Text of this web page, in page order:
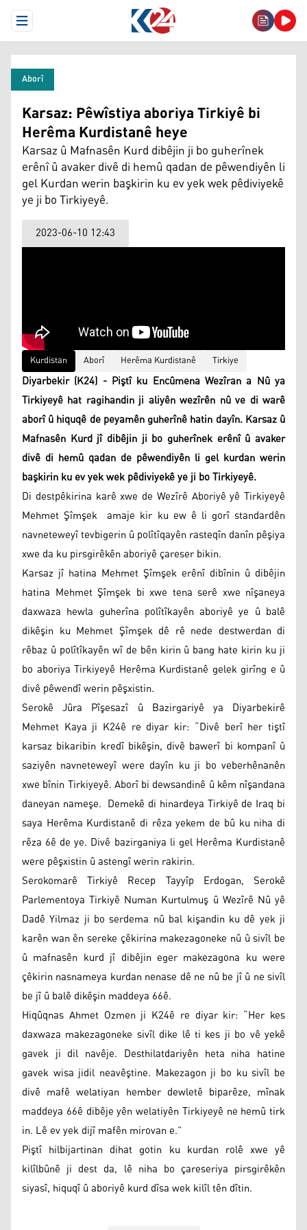
Open Menu
Aborî
Karsaz: Pêwîstiya aboriya Tirkiyê bi
Herêma Kurdistanê heye
Karsaz û Mafnasên Kurd dibêjin ji bo guherînek
erênî û avaker divê di hemû qadan de pêwendiyên li
gel Kurdan werin başkirin ku ev yek wek pêdiviyekê
ye ji bo Tirkiyeyê.
2023-06-10 12:43
Kurdistan Aborî Herêma Kurdistanê Tirkiye
Diyarbekir (K24) - Piştî ku Encûmena Wezîran a Nû ya
Tirkiyeyê hat ragihandin ji aliyên wezîrên nû ve di warê
aborî û hiquqê de peyamên guherînê hatin dayîn. Karsaz û
Mafnasên Kurd jî dibêjin ji bo guherînek erênî û avaker
divê di hemû qadan de pêwendiyên li gel kurdan werin
başkirin ku ev yek wek pêdiviyekê ye ji bo Tirkiyeyê.
Di destpêkirina karê xwe de Wezîrê Aboriyê yê Tirkiyeyê
Mehmet Şîmşek amaje kir ku ew ê li gorî standardên
navneteweyî tevbigerin û polîtîqayên rasteqîn danîn pêşiya
xwe da ku pirsgirêkên aboriyê çareser bikin.
Karsaz jî hatina Mehmet Şîmşek erênî dibînin û dibêjin
hatina Mehmet Şîmşek bi xwe tena serê xwe nîşaneya
daxwaza hewla guherîna polîtîkayên aboriyê ye û balê
dikêşin ku Mehmet Şîmşek dê rê nede destwerdan di
rêbaz û polîtîkayên wî de bên kirin û bang hate kirin ku ji
bo aboriya Tirkiyeyê Herêma Kurdistanê gelek girîng e û
divê pêwendî werin pêşxistin.
Serokê Jûra Pîşesazî û Bazirgariyê ya Diyarbekirê
Mehmet Kaya ji K24ê re diyar kir: “Divê berî her tiştî
karsaz bikaribin kredî bikêşin, divê bawerî bi kompanî û
saziyên navneteweyî were dayîn ku ji bo veberhênanên
xwe bînin Tirkiyeyê. Aborî bi dewsandinê û kêm nîşandana
daneyan nameşe. Demekê di hinardeya Tirkiyê de Iraq bi
saya Herêma Kurdistanê di rêza yekem de bû ku niha di
rêza 6ê de ye. Divê bazirganiya li gel Herêma Kurdistanê
were pêşxistin û astengî werin rakirin.
Serokomarê Tirkiyê Recep Tayyîp Erdogan, Serokê
Parlementoya Tirkiyê Numan Kurtulmuş û Wezîrê Nû yê
Dadê Yilmaz ji bo serdema nû bal kişandin ku dê yek ji
karên wan ên sereke çêkirina makezagoneke nû û sivîl be
û mafnasên kurd jî dibêjin eger makezagona ku were
çêkirin nasnameya kurdan nenase dê ne nû be jî û ne sivîl
be jî û balê dikêşin maddeya 66ê.
Hiqûqnas Ahmet Ozmen ji K24ê re diyar kir: “Her kes
daxwaza makezagoneke sivîl dike lê ti kes ji bo vê yekê
gavek ji dil navêje. Desthilatdariyên heta niha hatine
gavek wisa jidil neavêştine. Makezagon ji bo ku sivîl be
divê mafê welatiyan hember dewletê biparêze, mînak
maddeya 66ê dibêje yên welatiyên Tirkiyeyê ne hemû tirk
in. Lê ev yek dijî mafên mirovan e.”
Piştî hilbijartinan dihat gotin ku kurdan rolê xwe yê
kilîlbûnê ji dest da, lê niha bo çareseriya pirsgirêkên
siyasî, hiquqî û aboriyê kurd dîsa wek kilîl tên dîtin.